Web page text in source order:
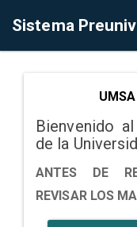
Sistema
Bienvenido
de la
ANTES DE
REVISAR LOS